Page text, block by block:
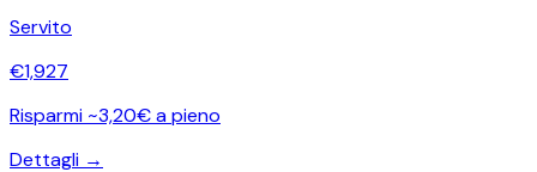
Servito
€1,927
Risparmi ~3,20€ a pieno
Dettagli →